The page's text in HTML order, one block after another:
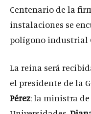
Centenario de la
instalaciones se
polígono industrial
La reina será
el presidente de la
Pérez; la ministra